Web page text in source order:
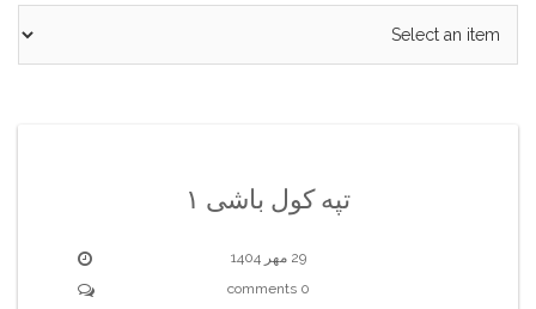
تپه کول باشی ۱
29 مهر 1404
0 comments